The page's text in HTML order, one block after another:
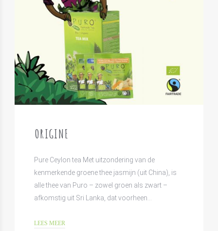
ORIGINE
Pure Ceylon tea Met uitzondering van de
kenmerkende groene thee jasmijn (uit China), is
alle thee van Puro – zowel groen als zwart –
afkomstig uit Sri Lanka, dat voorheen…
LEES MEER